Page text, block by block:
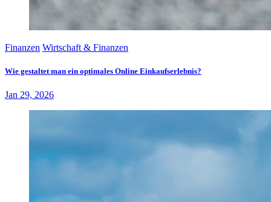
Finanzen Wirtschaft & Finanzen
Wie gestaltet man ein optimales Online Einkaufserlebnis?
Jan 29, 2026